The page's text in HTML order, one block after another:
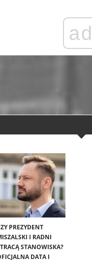
ad
PREZYDENT
I RADNI
STANOWISKA?
DATA I